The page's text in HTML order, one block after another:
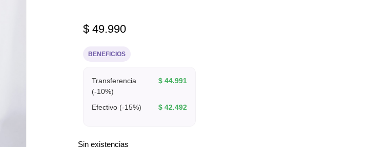
$49.990
BENEFICIOS
Transferencia
(-10%)
$44.991
Efectivo (-15%) $42.492
Sin existencias